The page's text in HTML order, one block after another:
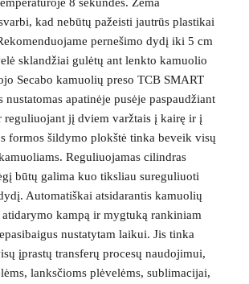
kad nebūtų pažeisti jautrūs plastikai
pernešimo dydį iki 5 cm
sklandžiai gulėtų ant lenkto kamuolio
Secabo kamuolių preso TCB SMART
apatinėje pusėje paspaudžiant
reguliuojant jį dviem varžtais į kairę ir į
formos šildymo plokštė tinka beveik visų
Reguliuojamas cilindras
būtų galima kuo tiksliau sureguliuoti
Automatiškai atsidarantis kamuolių
kampą ir mygtuką rankiniam
nustatytam laikui. Jis tinka
įprastų transferų procesų naudojimui,
lanksčioms plėvelėms, sublimacijai,